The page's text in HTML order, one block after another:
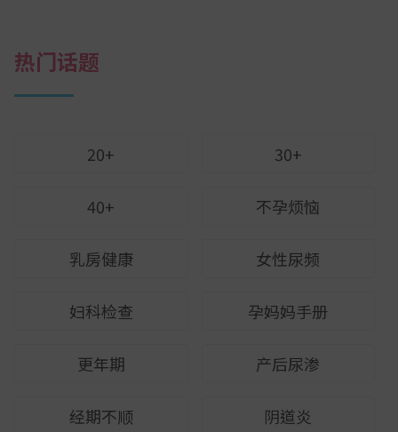
热门话题
20+ 30+
40+ 不孕烦恼
乳房健康 女性尿频
妇科检查 孕妈妈手册
更年期 产后尿渗
经期不顺 阴道炎